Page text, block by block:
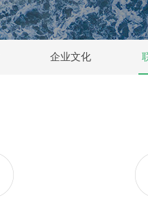
企业文化